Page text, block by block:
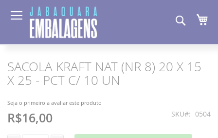
SACOLA KRAFT NAT (NR 8) 20 X 15
X 25 - PCT C/ 10 UN
Seja o primeiro a avaliar este produto
R$16,00 SKU 0504
Pular
para
o
da
Galeria
de
imagens
Saltar
para
o
da
Galeria
de
imagens